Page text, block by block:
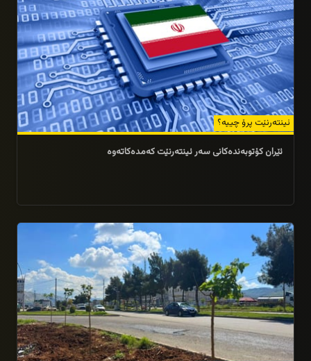
ئینتەرنێت پرۆ چییە؟
ئێران کۆتوبەندەکانی سەر ئینتەرنێت کەمدەکاتەوە